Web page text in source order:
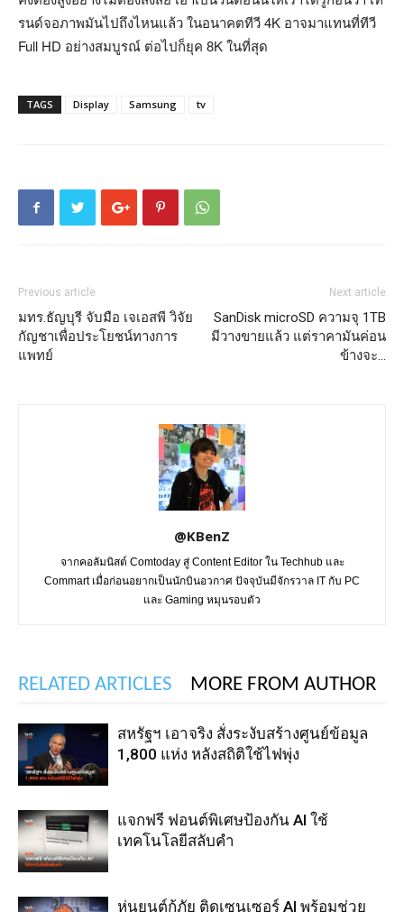
รนด์จอภาพมันไปถึงไหนแล้ว ในอนาคตทีวี 4K อาจมาแทนที่ทีวี
Full HD อย่างสมบูรณ์ ต่อไปก็ยุค 8K ในที่สุด
TAGS Display Samsung tv
Previous article
มทร.ธัญบุรี จับมือ เจเอสพี วิจัย
กัญชาเพื่อประโยชน์ทางการ
แพทย์
Next article
SanDisk microSD ความจุ 1TB
มีวางขายแล้ว แต่ราคามันค่อน
ข้างจะ…
@KBenZ
จากคอลัมนิสต์ Comtoday สู่ Content Editor ใน Techhub และ
Commart เมื่อก่อนอยากเป็นนักบินอวกาศ ปัจจุบันมีจักรวาล IT กับ PC
และ Gaming หมุนรอบตัว
RELATED ARTICLES MORE FROM AUTHOR
สหรัฐฯ เอาจริง สั่งระงับสร้างศูนย์ข้อมูล
1,800 แห่ง หลังสถิติใช้ไฟพุ่ง
แจกฟรี ฟอนต์พิเศษป้องกัน AI ใช้
เทคโนโลยีสลับคำ
หุ่นยนต์กู้ภัย ติดเซนเซอร์ AI พร้อมช่วย